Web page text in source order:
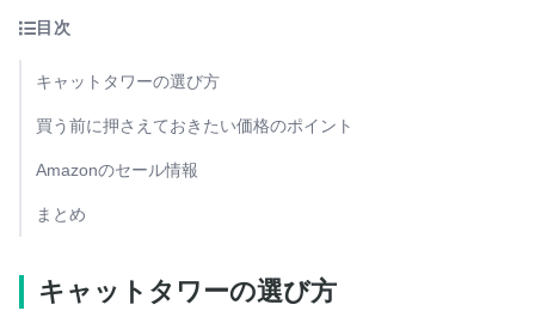
目次
キャットタワーの選び方
買う前に押さえておきたい価格のポイント
Amazonのセール情報
まとめ
キャットタワーの選び方